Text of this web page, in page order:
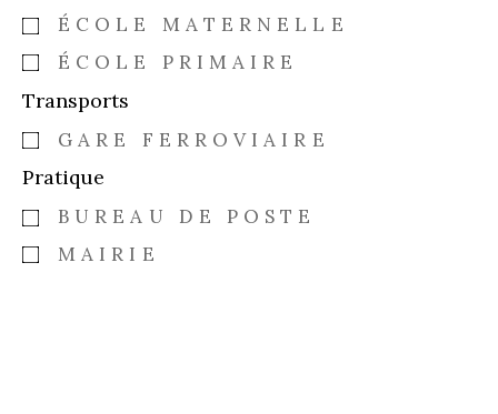
ÉCOLE MATERNELLE
ÉCOLE PRIMAIRE
Transports
GARE FERROVIAIRE
Pratique
BUREAU DE POSTE
MAIRIE